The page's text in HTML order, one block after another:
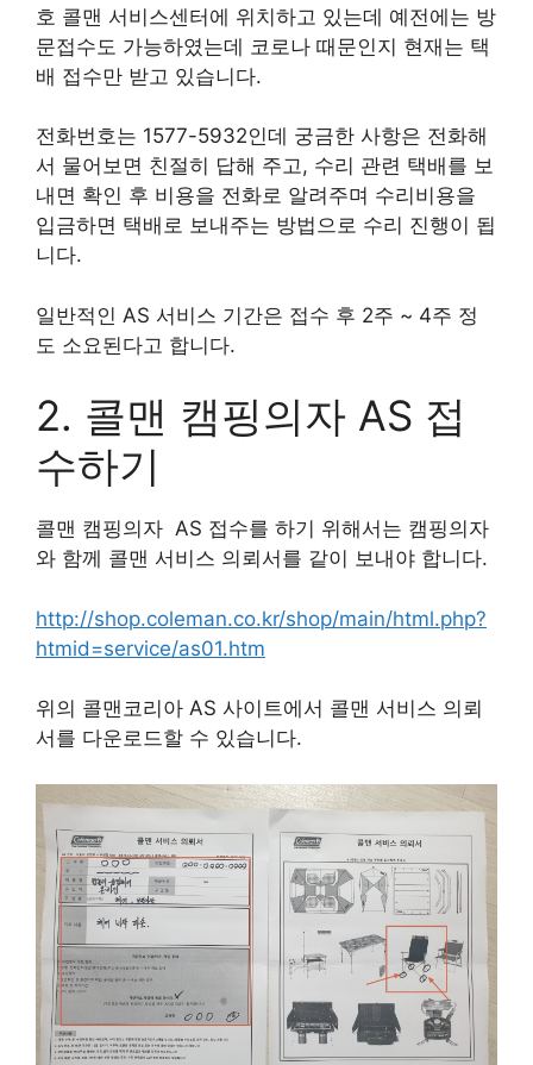
호 콜맨 서비스센터에 위치하고 있는데 예전에는 방
문접수도 가능하였는데 코로나 때문인지 현재는 택
배 접수만 받고 있습니다.
전화번호는 1577-5932인데 궁금한 사항은 전화해
서 물어보면 친절히 답해 주고, 수리 관련 택배를 보
내면 확인 후 비용을 전화로 알려주며 수리비용을
입금하면 택배로 보내주는 방법으로 수리 진행이 됩
니다.
일반적인 AS 서비스 기간은 접수 후 2주 ~ 4주 정
도 소요된다고 합니다.
2. 콜맨 캠핑의자 AS 접
수하기
콜맨 캠핑의자 AS 접수를 하기 위해서는 캠핑의자
와 함께 콜맨 서비스 의뢰서를 같이 보내야 합니다.
http://shop.coleman.co.kr/shop/main/html.php?
htmid=service/as01.htm
위의 콜맨코리아 AS 사이트에서 콜맨 서비스 의뢰
서를 다운로드할 수 있습니다.